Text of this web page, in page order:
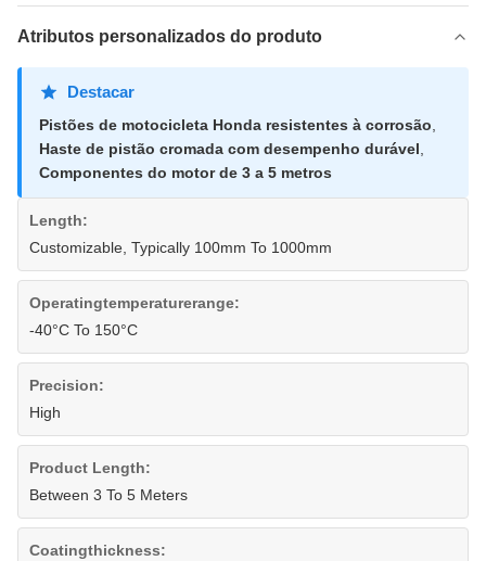
Atributos personalizados do produto
Destacar
Pistões de motocicleta Honda resistentes à corrosão
Haste de pistão cromada com desempenho durável
Componentes do motor de 3 a 5 metros
Length:
Customizable, Typically 100mm To 1000mm
Operatingtemperaturerange:
-40°C To 150°C
Precision:
High
Product Length:
Between 3 To 5 Meters
Coatingthickness: